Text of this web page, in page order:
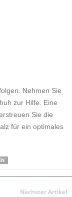
Nehmen Sie
zur Hilfe. Eine
Sie die
für ein optimales
Nächster Artikel